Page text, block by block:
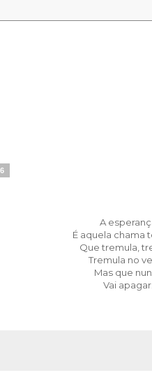
A
É aquela chama
Que tremula,
Tremula no
Mas que
Vai apagar.